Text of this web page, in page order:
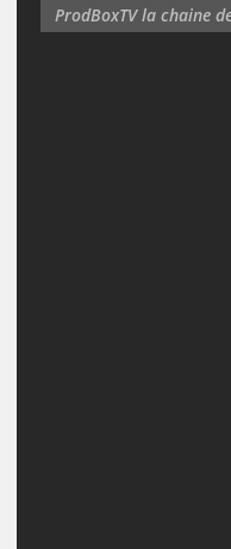
ProdBoxTV la chaine